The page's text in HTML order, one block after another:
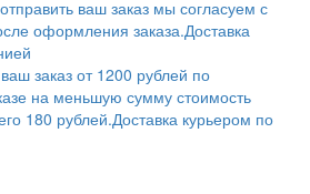
ваш заказ мы согласуем с
оформления заказа.Доставка
заказ от 1200 рублей по
на меньшую сумму стоимость
180 рублей.Доставка курьером по